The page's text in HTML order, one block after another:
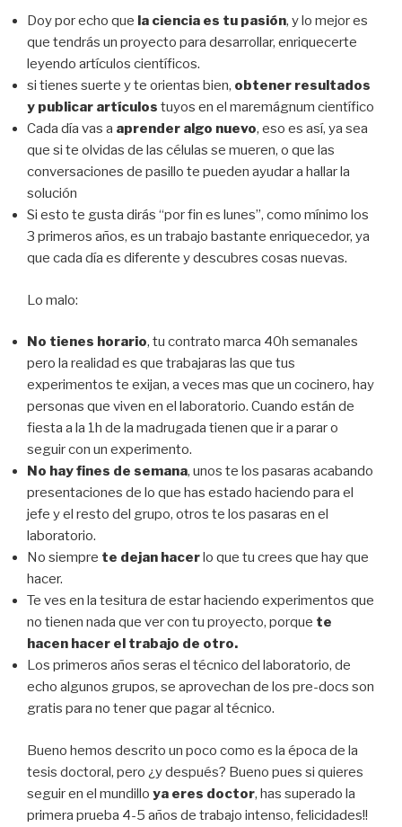
Doy por echo que la ciencia es tu pasión, y lo mejor es
que tendrás un proyecto para desarrollar, enriquecerte
leyendo artículos científicos.
si tienes suerte y te orientas bien, obtener resultados
y publicar artículos tuyos en el maremágnum científico
Cada día vas a aprender algo nuevo, eso es así, ya sea
que si te olvidas de las células se mueren, o que las
conversaciones de pasillo te pueden ayudar a hallar la
solución
Si esto te gusta dirás “por fin es lunes”, como mínimo los
3 primeros años, es un trabajo bastante enriquecedor, ya
que cada día es diferente y descubres cosas nuevas.
Lo malo:
No tienes horario, tu contrato marca 40h semanales
pero la realidad es que trabajaras las que tus
experimentos te exijan, a veces mas que un cocinero, hay
personas que viven en el laboratorio. Cuando están de
fiesta a la 1h de la madrugada tienen que ir a parar o
seguir con un experimento.
No hay fines de semana, unos te los pasaras acabando
presentaciones de lo que has estado haciendo para el
jefe y el resto del grupo, otros te los pasaras en el
laboratorio.
No siempre te dejan hacer lo que tu crees que hay que
hacer.
Te ves en la tesitura de estar haciendo experimentos que
no tienen nada que ver con tu proyecto, porque te
hacen hacer el trabajo de otro.
Los primeros años seras el técnico del laboratorio, de
echo algunos grupos, se aprovechan de los pre-docs son
gratis para no tener que pagar al técnico.
Bueno hemos descrito un poco como es la época de la
tesis doctoral, pero ¿y después? Bueno pues si quieres
seguir en el mundillo ya eres doctor, has superado la
primera prueba 4-5 años de trabajo intenso, felicidades!!